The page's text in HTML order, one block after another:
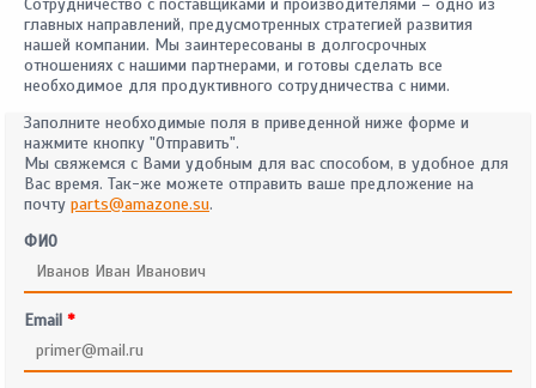
Сотрудничество с поставщиками и производителями – одно из
главных направлений, предусмотренных стратегией развития
нашей компании. Мы заинтересованы в долгосрочных
отношениях с нашими партнерами, и готовы сделать все
необходимое для продуктивного сотрудничества с ними.
Заполните необходимые поля в приведенной ниже форме и
нажмите кнопку "Отправить".
Мы свяжемся с Вами удобным для вас способом, в удобное для
Вас время. Так-же можете отправить ваше предложение на
почту parts@amazone.su.
ФИО
Email *